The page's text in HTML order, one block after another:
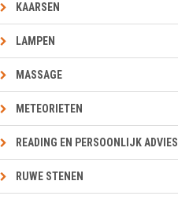
KAARSEN
LAMPEN
MASSAGE
METEORIETEN
READING EN PERSOONLIJK ADVIES
RUWE STENEN